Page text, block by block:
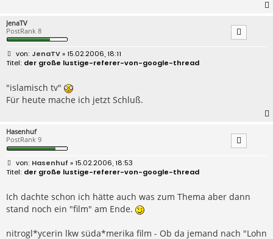
JenaTV
PostRank 8
B
e
r
a
g
JenaTV» 15.02.2006, 18:11
der große lustige-referer-von-google-thread
"islamisch tv"
Für heute mache ich jetzt Schluß.
Hasenhuf
PostRank 9
B
e
i
r
a
g
Hasenhuf » 15.02.2006, 18:53
der große lustige-referer-von-google-thread
Ich dachte schon ich hätte auch was zum Thema aber dann
stand noch ein "film" am Ende.
nitrogl*ycerin lkw süda*merika film - Ob da jemand nach "Lohn